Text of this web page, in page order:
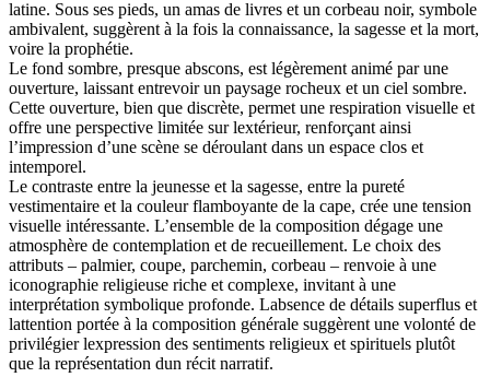
latine. Sous ses pieds, un amas de livres et un corbeau noir, symbole
ambivalent, suggèrent à la fois la connaissance, la sagesse et la mort,
voire la prophétie.
Le fond sombre, presque abscons, est légèrement animé par une
ouverture, laissant entrevoir un paysage rocheux et un ciel sombre.
Cette ouverture, bien que discrète, permet une respiration visuelle et
offre une perspective limitée sur lextérieur, renforçant ainsi
l’impression d’une scène se déroulant dans un espace clos et
intemporel.
Le contraste entre la jeunesse et la sagesse, entre la pureté
vestimentaire et la couleur flamboyante de la cape, crée une tension
visuelle intéressante. L’ensemble de la composition dégage une
atmosphère de contemplation et de recueillement. Le choix des
attributs – palmier, coupe, parchemin, corbeau – renvoie à une
iconographie religieuse riche et complexe, invitant à une
interprétation symbolique profonde. Labsence de détails superflus et
lattention portée à la composition générale suggèrent une volonté de
privilégier lexpression des sentiments religieux et spirituels plutôt
que la représentation dun récit narratif.